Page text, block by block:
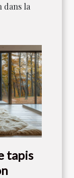
dans la
tapis